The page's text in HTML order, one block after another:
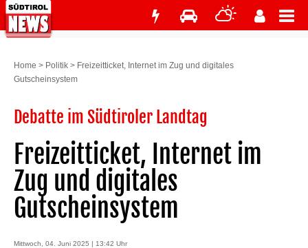
Home > Politik > Freizeitticket, Internet im Zug und digitales
Gutscheinsystem
Debatte im Südtiroler Landtag
Freizeitticket, Internet im
Zug und digitales
Gutscheinsystem
Mittwoch, 04. Juni 2025 | 13:42 Uhr